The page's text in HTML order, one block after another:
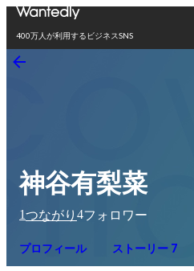
400万人が利用するビジネスSNS
神谷有梨菜
1つながり 4フォロワー
プロフィール ストーリー 7